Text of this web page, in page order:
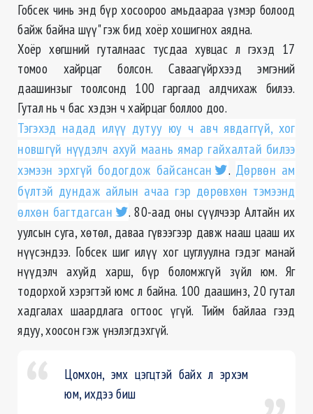
Гобсек чинь энд бүр хосоороо амьдаараа үзмэр болоод
байж байна шүү" гэж бид хоёр хошигнох аядна.
Хоёр хөгшний гуталнаас тусдаа хувцас л гэхэд 17
томоо хайрцаг болсон. Саваагүйрхээд эмгэний
даашинзыг тоолсонд 100 гаргаад алдчихаж билээ.
Гутал нь ч бас хэдэн ч хайрцаг боллоо доо.
Тэгэхэд надад илүү дутуу юу ч авч явдаггүй, хог
новшгүй нүүдэлч ахуй маань ямар гайхалтай билээ
хэмээн эрхгүй бодогдож байсансан
. Дөрвөн ам
бүлтэй дундаж айлын ачаа гэр дөрөвхөн тэмээнд
өлхөн багтдагсан
. 80-аад оны сүүлчээр Алтайн их
уулсын суга, хөтөл, даваа гүвээгээр давж нааш цааш их
нүүсэндээ. Гобсек шиг илүү хог цуглуулна гэдэг манай
нүүдэлч ахуйд харш, бүр боломжгүй зүйл юм. Яг
тодорхой хэрэгтэй юмс л байна. 100 даашинз, 20 гутал
хадгалах шаардлага огтоос үгүй. Тийм байлаа гээд
ядуу, хоосон гэж үнэлэгдэхгүй.
Цомхон, эмх цэгцтэй байх л эрхэм
юм, ихдээ биш